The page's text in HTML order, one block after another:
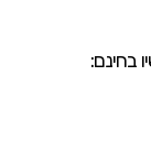
בחינם: